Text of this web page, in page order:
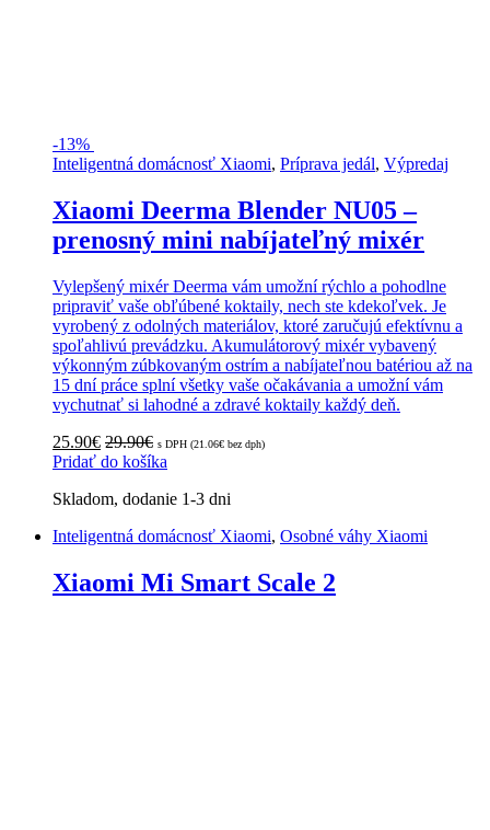
-13%
Inteligentná domácnosť Xiaomi, Príprava jedál, Výpredaj
Xiaomi Deerma Blender NU05 –
prenosný mini nabíjateľný mixér
Vylepšený mixér Deerma vám umožní rýchlo a pohodlne
pripraviť vaše obľúbené koktaily, nech ste kdekoľvek. Je
vyrobený z odolných materiálov, ktoré zaručujú efektívnu a
spoľahlivú prevádzku. Akumulátorový mixér vybavený
výkonným zúbkovaným ostrím a nabíjateľnou batériou až na
15 dní práce splní všetky vaše očakávania a umožní vám
vychutnať si lahodné a zdravé koktaily každý deň.
25.90€ 29.90€ s DPH (21.06€ bez dph)
Pridať do košíka
Skladom, dodanie 1-3 dni
Inteligentná domácnosť Xiaomi, Osobné váhy Xiaomi
Xiaomi Mi Smart Scale 2